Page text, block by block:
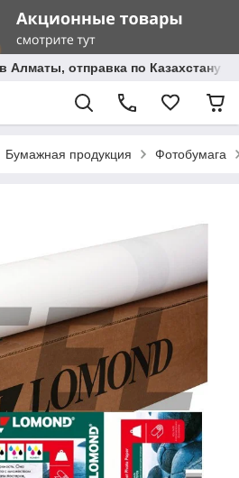
Алматы, отправка по Казахстану.
Бумажная продукция Фотобумага